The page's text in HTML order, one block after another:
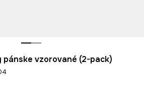
pánske vzorované (2-pack)